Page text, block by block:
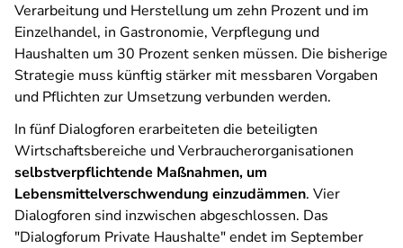
Verarbeitung und Herstellung um zehn Prozent und im
Einzelhandel, in Gastronomie, Verpflegung und
Haushalten um 30 Prozent senken müssen. Die bisherige
Strategie muss künftig stärker mit messbaren Vorgaben
und Pflichten zur Umsetzung verbunden werden.
In fünf Dialogforen erarbeiteten die beteiligten
Wirtschaftsbereiche und Verbraucherorganisationen
selbstverpflichtende Maßnahmen, um
Lebensmittelverschwendung einzudämmen. Vier
Dialogforen sind inzwischen abgeschlossen. Das
"Dialogforum Private Haushalte" endet im September